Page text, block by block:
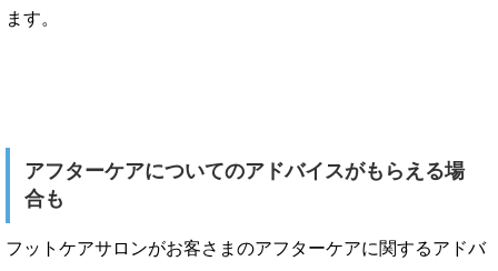
ます。
アフターケアについてのアドバイスがもらえる場
合も
フットケアサロンがお客さまのアフターケアに関するアドバ